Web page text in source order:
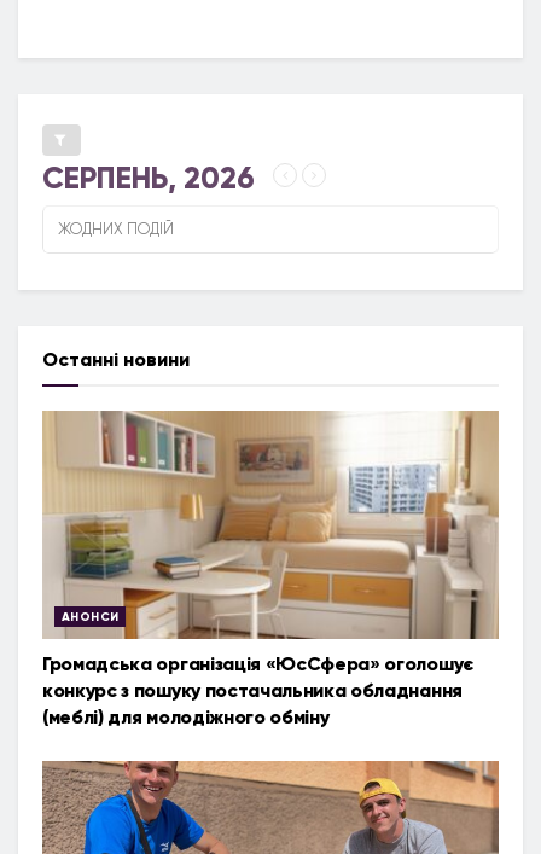
СЕРПЕНЬ, 2026
ЖОДНИХ ПОДІЙ
Останні новини
АНОНСИ
Громадська організація «ЮсСфера» оголошує
конкурс з пошуку постачальника обладнання
(меблі) для молодіжного обміну